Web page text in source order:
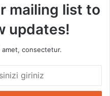
mailing list to
updates!
consectetur.